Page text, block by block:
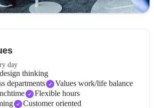
day
thinking
departments
Values work/life balance
Flexible hours
Customer oriented